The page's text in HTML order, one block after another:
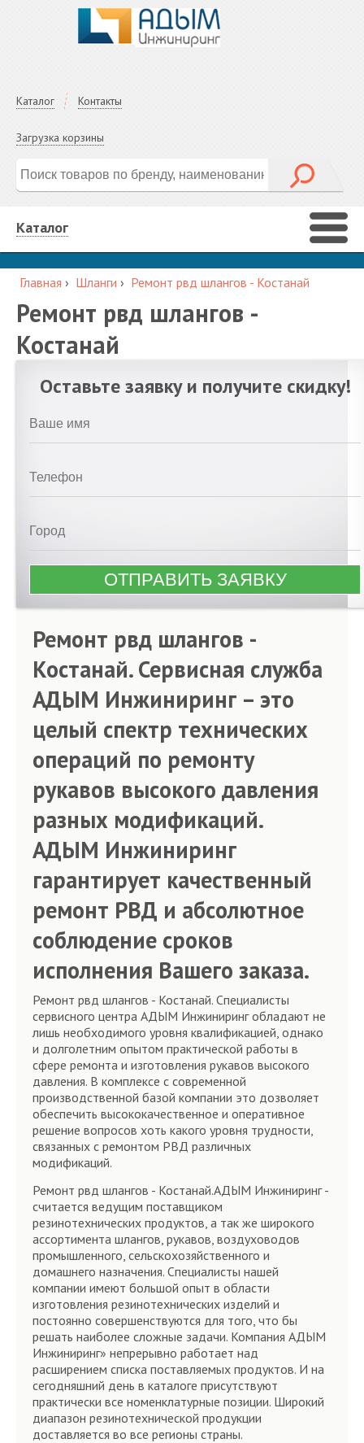
Каталог Контакты
Загрузка корзины
Каталог
Главная › Шланги › Ремонт рвд шлангов - Костанай
Ремонт рвд шлангов -
Костанай
Оставьте заявку и получите скидку!
Ремонт рвд шлангов -
Костанай. Сервисная служба
АДЫМ Инжиниринг – это
целый спектр технических
операций по ремонту
рукавов высокого давления
разных модификаций.
АДЫМ Инжиниринг
гарантирует качественный
ремонт РВД и абсолютное
соблюдение сроков
исполнения Вашего заказа.
Ремонт рвд шлангов - Костанай. Специалисты
сервисного центра АДЫМ Инжиниринг обладают не
лишь необходимого уровня квалификацией, однако
и долголетним опытом практической работы в
сфере ремонта и изготовления рукавов высокого
давления. В комплексе с современной
производственной базой компании это дозволяет
обеспечить высококачественное и оперативное
решение вопросов хоть какого уровня трудности,
связанных с ремонтом РВД различных
модификаций.
Ремонт рвд шлангов - Костанай.АДЫМ Инжиниринг -
считается ведущим поставщиком
резинотехнических продуктов, а так же широкого
ассортимента шлангов, рукавов, воздуховодов
промышленного, сельскохозяйственного и
домашнего назначения. Специалисты нашей
компании имеют большой опыт в области
изготовления резинотехнических изделий и
постоянно совершенствуются для того, что бы
решать наиболее сложные задачи. Компания АДЫМ
Инжиниринг» непрерывно работает над
расширением списка поставляемых продуктов. И на
сегодняшний день в каталоге присутствуют
практически все номенклатурные позиции. Широкий
диапазон резинотехнической продукции
доставляется во все регионы страны.